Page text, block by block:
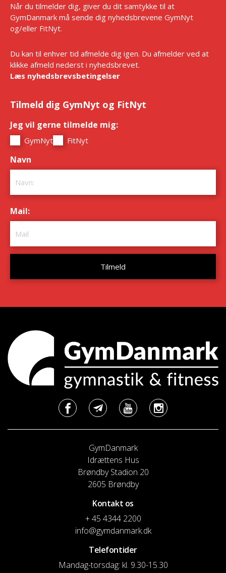
Når du tilmelder dig, giver du dit samtykke til at
GymDanmark må sende dig nyhedsbrevene GymNyt
og/eller FitNyt.
Du kan til enhver tid afmelde dig igen. Du afmelder ved at
klikke afmeld nederst i nyhedsbrevet.
Læs nyhedsbrevsbetingelser
Tilmeld dig GymNyt og FitNyt
Jeg vil gerne tilmelde mig:
GymNyt FitNyt
Navn
Mail:
GymDanmark
Idrættens Hus
Brøndby Stadion 20
2605 Brøndby
Kontakt os
+ 45 4344 2200
info@gymdanmark.dk
Telefontider
Mandag-torsdag: kl. 9.30-15.30